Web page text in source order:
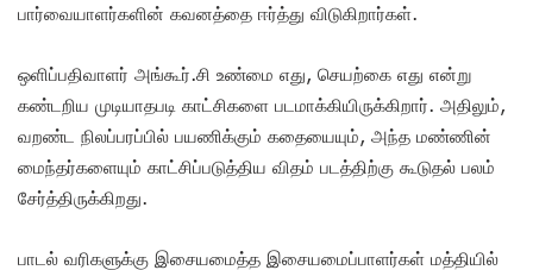
பார்வையாளர்களின் கவனத்தை ஈர்த்து விடுகிறார்கள்.
ஒளிப்பதிவாளர் அங்கூர்.சி உண்மை எது, செயற்கை எது என்று
கண்டறிய முடியாதபடி காட்சிகளை படமாக்கியிருக்கிறார். அதிலும்,
வறண்ட நிலப்பரப்பில் பயணிக்கும் கதையையும், அந்த மண்ணின்
மைந்தர்களையும் காட்சிப்படுத்திய விதம் படத்திற்கு கூடுதல் பலம்
சேர்த்திருக்கிறது.
பாடல் வரிகளுக்கு இசையமைத்த இசையமைப்பாளர்கள் மத்தியில்